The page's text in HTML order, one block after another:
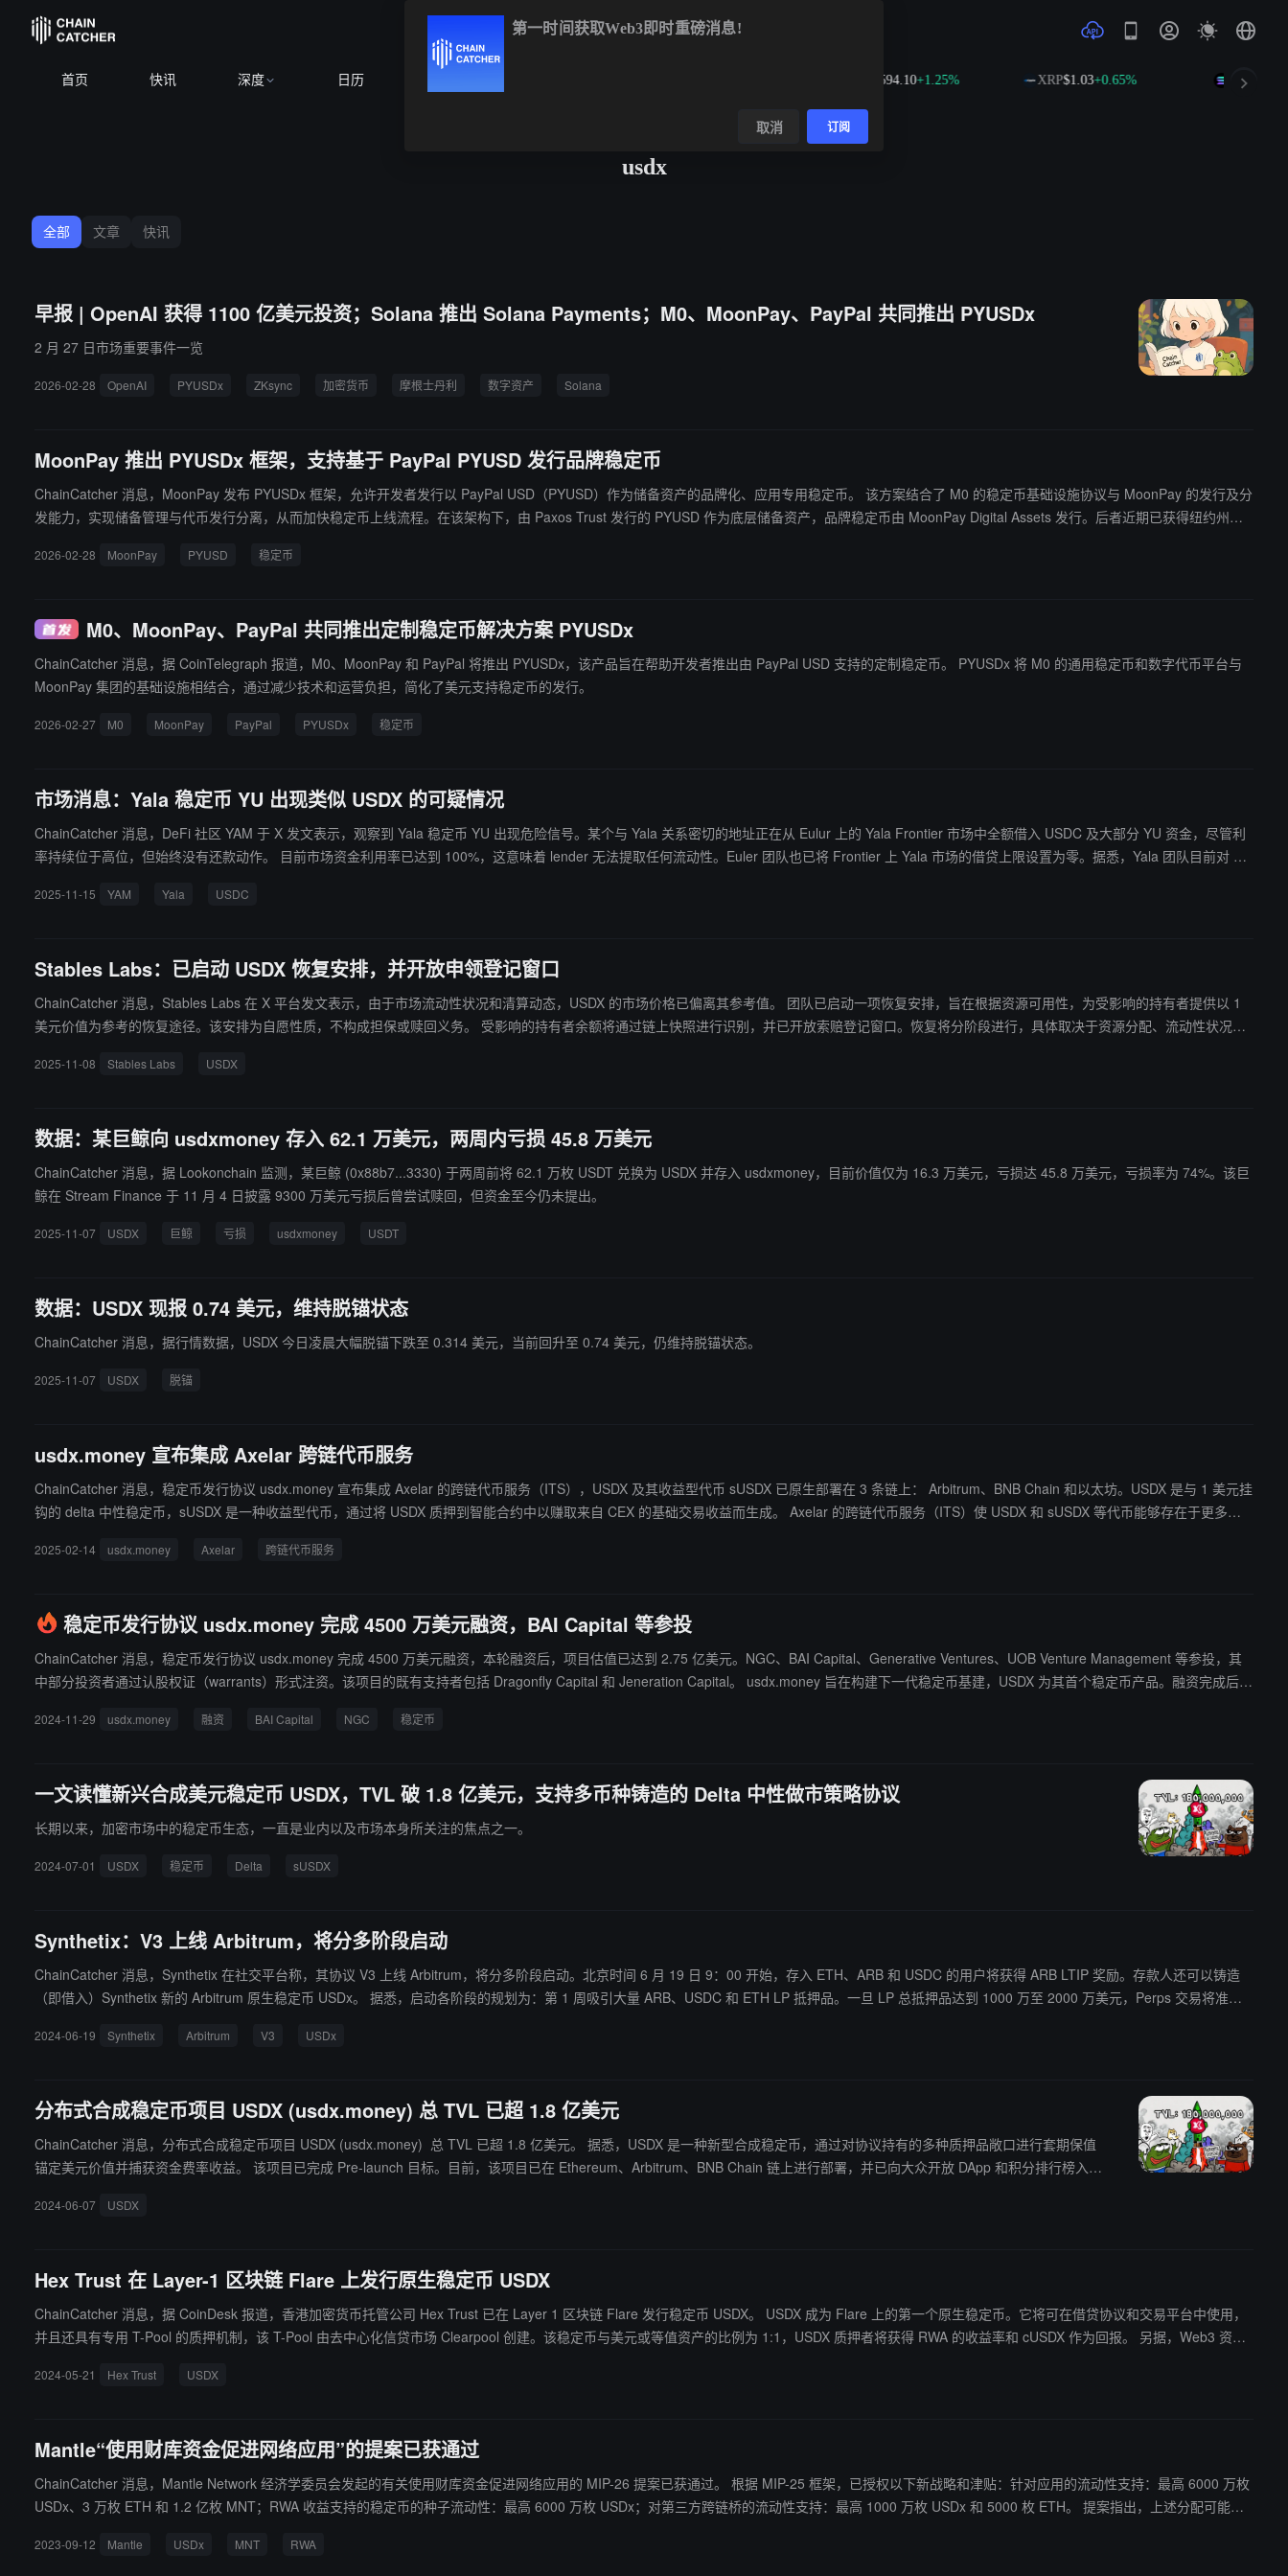
首页 快讯 深度 日历 $594.10+1.25% XRP$1.03+0.65% SOL $74.65
usdx
全部 文章 快讯
早报 | OpenAI 获得 1100 亿美元投资；Solana 推出 Solana Payments；M0、MoonPay、PayPal 共同推出 PYUSDx
2 月 27 日市场重要事件一览
2026-02-28 OpenAI PYUSDx ZKsync 加密货币 摩根士丹利 数字资产 Solana
MoonPay 推出 PYUSDx 框架，支持基于 PayPal PYUSD 发行品牌稳定币
ChainCatcher 消息，MoonPay 发布 PYUSDx 框架，允许开发者发行以 PayPal USD（PYUSD）作为储备资产的品牌化、应用专用稳定币。 该方案结合了 M0 的稳定币基础设施协议与 MoonPay 的发行及分
发能力，实现储备管理与代币发行分离，从而加快稳定币上线流程。在该架构下，由 Paxos Trust 发行的 PYUSD 作为底层储备资产，品牌稳定币由 MoonPay Digital Assets 发行。后者近期已获得纽约州信
同司法辖区的适用范围。
2026-02-28 MoonPay PYUSD 稳定币
M0、MoonPay、PayPal 共同推出定制稳定币解决方案 PYUSDx
ChainCatcher 消息，据 CoinTelegraph 报道，M0、MoonPay 和 PayPal 将推出 PYUSDx，该产品旨在帮助开发者推出由 PayPal USD 支持的定制稳定币。 PYUSDx 将 M0 的通用稳定币和数字代币平台与
MoonPay 集团的基础设施相结合，通过减少技术和运营负担，简化了美元支持稳定币的发行。
2026-02-27 M0 MoonPay PayPal PYUSDx 稳定币
市场消息：Yala 稳定币 YU 出现类似 USDX 的可疑情况
ChainCatcher 消息，DeFi 社区 YAM 于 X 发文表示，观察到 Yala 稳定币 YU 出现危险信号。某个与 Yala 关系密切的地址正在从 Eulur 上的 Yala Frontier 市场中全额借入 USDC 及大部分 YU 资金，尽管利
率持续位于高位，但始终没有还款动作。 目前市场资金利用率已达到 100%，这意味着 lender 无法提取任何流动性。Euler 团队也已将 Frontier 上 Yala 市场的借贷上限设置为零。据悉，Yala 团队目前对 Eul
真的陷入困境。
2025-11-15 YAM Yala USDC
Stables Labs：已启动 USDX 恢复安排，并开放申领登记窗口
ChainCatcher 消息，Stables Labs 在 X 平台发文表示，由于市场流动性状况和清算动态，USDX 的市场价格已偏离其参考值。 团队已启动一项恢复安排，旨在根据资源可用性，为受影响的持有者提供以 1
美元价值为参考的恢复途径。该安排为自愿性质，不构成担保或赎回义务。 受影响的持有者余额将通过链上快照进行识别，并已开放索赔登记窗口。恢复将分阶段进行，具体取决于资源分配、流动性状况和
2025-11-08 Stables Labs USDX
数据：某巨鲸向 usdxmoney 存入 62.1 万美元，两周内亏损 45.8 万美元
ChainCatcher 消息，据 Lookonchain 监测，某巨鲸 (0x88b7...3330) 于两周前将 62.1 万枚 USDT 兑换为 USDX 并存入 usdxmoney，目前价值仅为 16.3 万美元，亏损达 45.8 万美元，亏损率为 74%。该巨
鲸在 Stream Finance 于 11 月 4 日披露 9300 万美元亏损后曾尝试赎回，但资金至今仍未提出。
2025-11-07 USDX 巨鲸 亏损 usdxmoney USDT
数据：USDX 现报 0.74 美元，维持脱锚状态
ChainCatcher 消息，据行情数据，USDX 今日凌晨大幅脱锚下跌至 0.314 美元，当前回升至 0.74 美元，仍维持脱锚状态。
2025-11-07 USDX 脱锚
usdx.money 宣布集成 Axelar 跨链代币服务
ChainCatcher 消息，稳定币发行协议 usdx.money 宣布集成 Axelar 的跨链代币服务（ITS），USDX 及其收益型代币 sUSDX 已原生部署在 3 条链上： Arbitrum、BNB Chain 和以太坊。USDX 是与 1 美元挂
钩的 delta 中性稳定币，sUSDX 是一种收益型代币，通过将 USDX 质押到智能合约中以赚取来自 CEX 的基础交易收益而生成。 Axelar 的跨链代币服务（ITS）使 USDX 和 sUSDX 等代币能够存在于更多个
2025-02-14 usdx.money Axelar 跨链代币服务
稳定币发行协议 usdx.money 完成 4500 万美元融资，BAI Capital 等参投
ChainCatcher 消息，稳定币发行协议 usdx.money 完成 4500 万美元融资，本轮融资后，项目估值已达到 2.75 亿美元。NGC、BAI Capital、Generative Ventures、UOB Venture Management 等参投，其
中部分投资者通过认股权证（warrants）形式注资。该项目的既有支持者包括 Dragonfly Capital 和 Jeneration Capital。 usdx.money 旨在构建下一代稳定币基建，USDX 为其首个稳定币产品。融资完成后，
2024-11-29 usdx.money 融资 BAI Capital NGC 稳定币
一文读懂新兴合成美元稳定币 USDX，TVL 破 1.8 亿美元，支持多币种铸造的 Delta 中性做市策略协议
长期以来，加密市场中的稳定币生态，一直是业内以及市场本身所关注的焦点之一。
2024-07-01 USDX 稳定币 Delta sUSDX
Synthetix：V3 上线 Arbitrum，将分多阶段启动
ChainCatcher 消息，Synthetix 在社交平台称，其协议 V3 上线 Arbitrum，将分多阶段启动。北京时间 6 月 19 日 9：00 开始，存入 ETH、ARB 和 USDC 的用户将获得 ARB LTIP 奖励。存款人还可以铸造
（即借入）Synthetix 新的 Arbitrum 原生稳定币 USDx。 据悉，启动各阶段的规划为：第 1 周吸引大量 ARB、USDC 和 ETH LP 抵押品。一旦 LP 总抵押品达到 1000 万至 2000 万美元，Perps 交易将准备
限未平仓合约的交易活动以管理风险。
2024-06-19 Synthetix Arbitrum V3 USDx
分布式合成稳定币项目 USDX (usdx.money) 总 TVL 已超 1.8 亿美元
ChainCatcher 消息，分布式合成稳定币项目 USDX (usdx.money) 总 TVL 已超 1.8 亿美元。 据悉，USDX 是一种新型合成稳定币，通过对协议持有的多种质押品敞口进行套期保值
锚定美元价值并捕获资金费率收益。 该项目已完成 Pre-launch 目标。目前，该项目已在 Ethereum、Arbitrum、BNB Chain 链上进行部署，并已向大众开放 DApp 和积分排行榜入
2024-06-07 USDX
Hex Trust 在 Layer-1 区块链 Flare 上发行原生稳定币 USDX
ChainCatcher 消息，据 CoinDesk 报道，香港加密货币托管公司 Hex Trust 已在 Layer 1 区块链 Flare 发行稳定币 USDX。 USDX 成为 Flare 上的第一个原生稳定币。它将可在借贷协议和交易平台中使用，
并且还具有专用 T-Pool 的质押机制，该 T-Pool 由去中心化信贷市场 Clearpool 创建。该稳定币与美元或等值资产的比例为 1:1，USDX 质押者将获得 RWA 的收益率和 cUSDX 作为回报。 另据，Web3 资产
案。Hex Trust在新加坡、香港、迪拜、意大利和越南设有办事处。
2024-05-21 Hex Trust USDX
Mantle“使用财库资金促进网络应用”的提案已获通过
ChainCatcher 消息，Mantle Network 经济学委员会发起的有关使用财库资金促进网络应用的 MIP-26 提案已获通过。 根据 MIP-25 框架，已授权以下新战略和津贴：针对应用的流动性支持：最高 6000 万枚
USDx、3 万枚 ETH 和 1.2 亿枚 MNT；RWA 收益支持的稳定币的种子流动性：最高 6000 万枚 USDx；对第三方跨链桥的流动性支持：最高 1000 万枚 USDx 和 5000 枚 ETH。 提案指出，上述分配可能会
2023-09-12 Mantle USDx MNT RWA
第一时间获取Web3即时重磅消息!
取消 订阅